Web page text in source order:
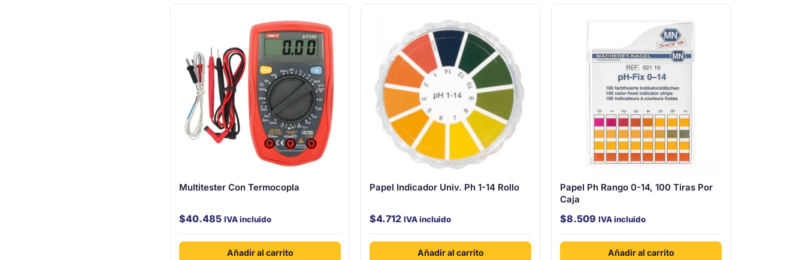
opciones
Multitester Con Termocopla
$40.485 IVA incluido
Añadir al carrito
Papel Indicador Univ. Ph 1-14 Rollo
$4.712 IVA incluido
Añadir al carrito
Papel Ph Rango 0-14, 100 Tiras Por
Caja
$8.509 IVA incluido
Añadir al carrito